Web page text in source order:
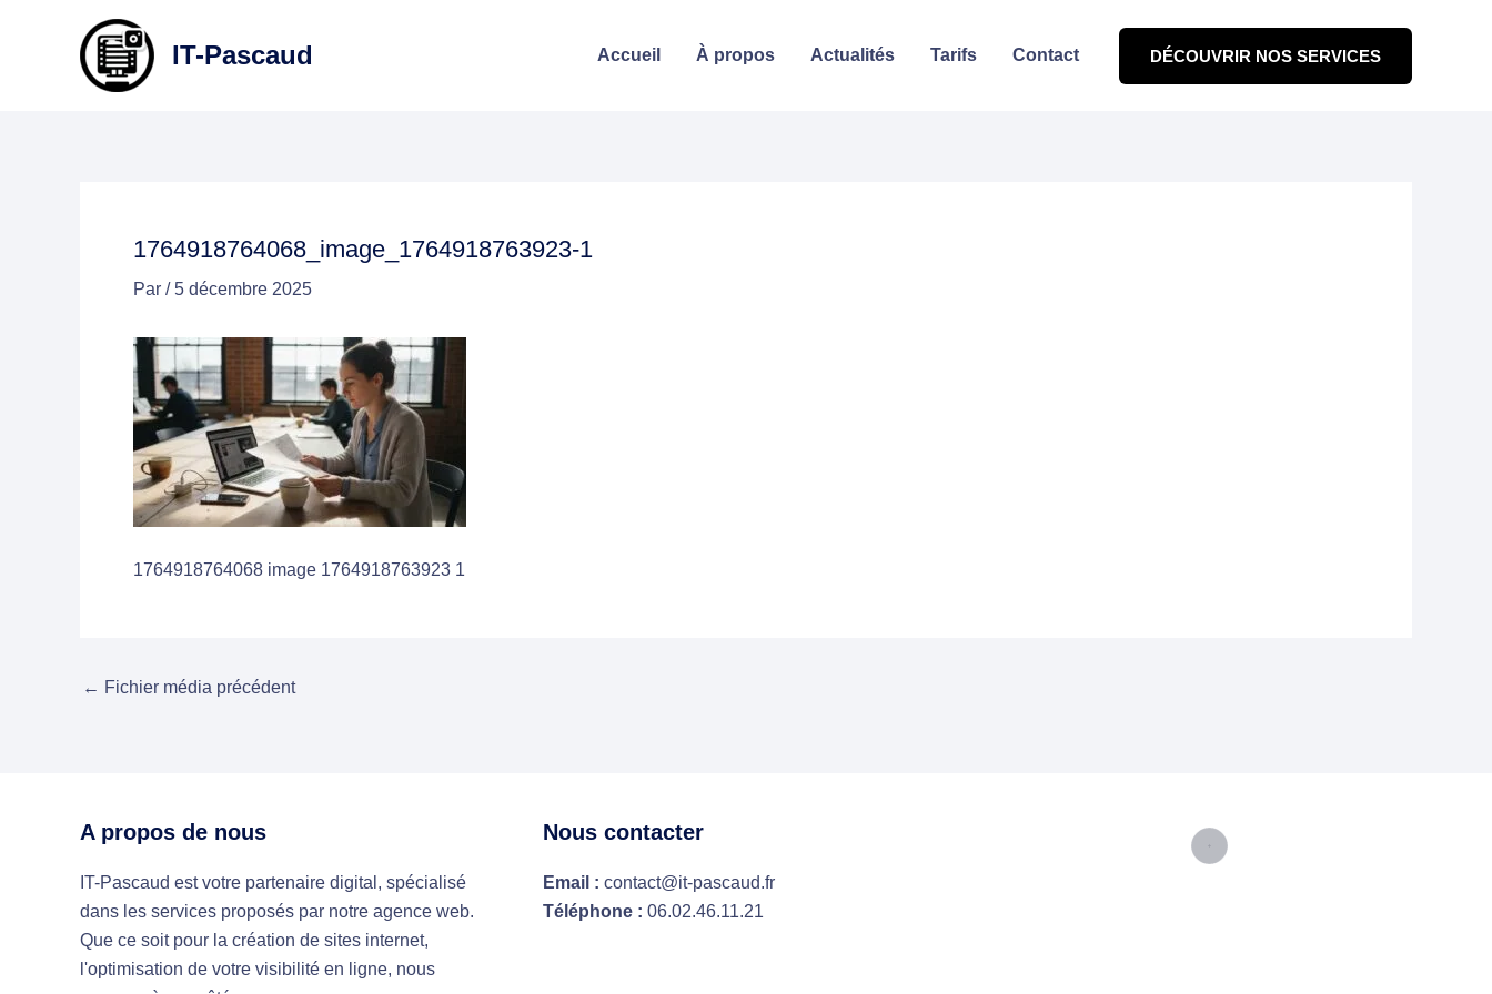
IT-Pascaud Accueil À propos Actualités Tarifs Contact DÉCOUVRIR NOS SERVICES
1764918764068_image_1764918763923-1
Par /5 décembre 2025
1764918764068 image 1764918763923 1
← Fichier média précédent
A propos de nous
IT-Pascaud est votre partenaire digital, spécialisé
dans les services proposés par notre agence web.
Que ce soit pour la création de sites internet,
l'optimisation de votre visibilité en ligne, nous
Nous contacter
Email : contact@it-pascaud.fr
Téléphone : 06.02.46.11.21